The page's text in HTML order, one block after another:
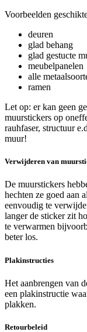
Voorbeelden
deuren
glad behang
glad gestucte
meubelpanelen
alle
ramen
Let op: er kan geen
muurstickers op
rauhfaser, structuur
muur!
Verwijderen van
De muurstickers
hechten ze goed aan
eenvoudig te
langer de sticker zit
te verwarmen
beter los.
Plakinstructies
Het aanbrengen van
een plakinstructie
plakken.
Retourbeleid